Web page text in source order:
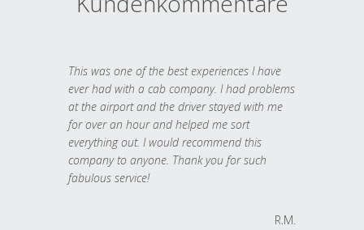
This was one of the best experiences I have
ever had with a cab company. I had problems
at the airport and the driver stayed with me
for over an hour and helped me sort
everything out. I would recommend this
company to anyone. Thank you for such
fabulous service!
R.M.